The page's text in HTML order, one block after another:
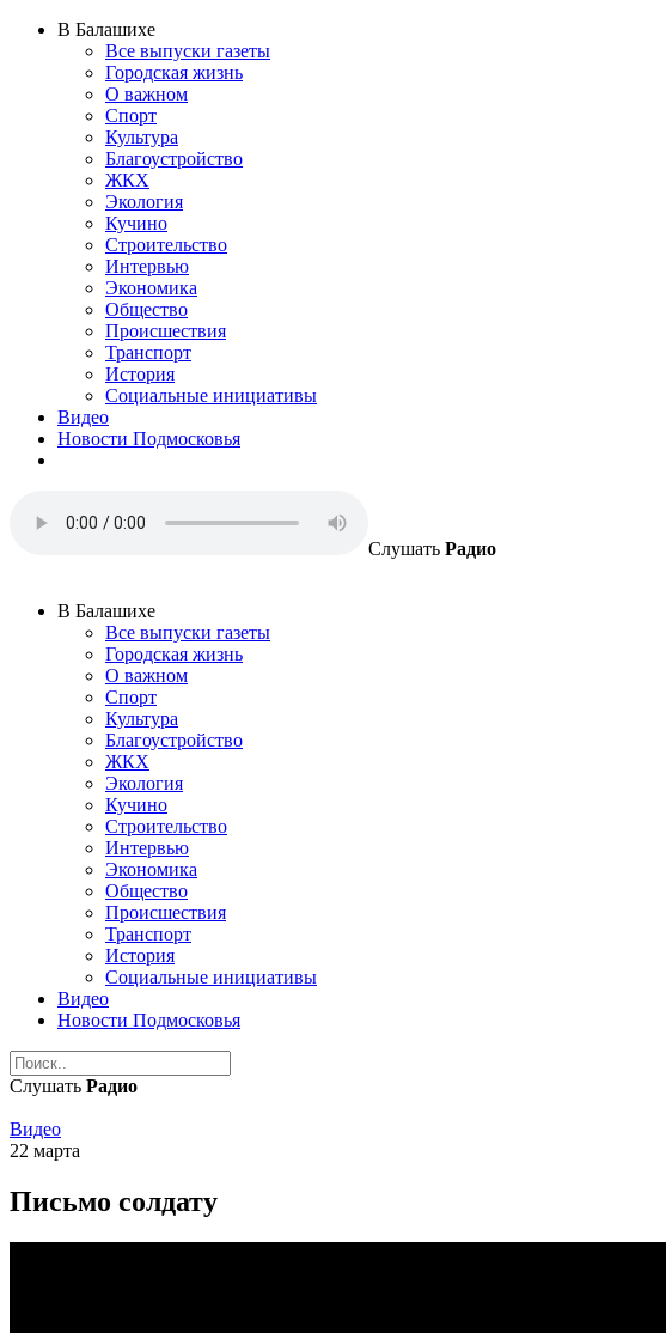
В Балашихе
Все выпуски газеты
Городская жизнь
О важном
Спорт
Культура
Благоустройство
ЖКХ
Экология
Кучино
Строительство
Интервью
Экономика
Общество
Происшествия
Транспорт
История
Социальные инициативы
Видео
Новости Подмосковья
Слушать Радио
В Балашихе
Все выпуски газеты
Городская жизнь
О важном
Спорт
Культура
Благоустройство
ЖКХ
Экология
Кучино
Строительство
Интервью
Экономика
Общество
Происшествия
Транспорт
История
Социальные инициативы
Видео
Новости Подмосковья
Слушать Радио
Видео
22 марта
Письмо солдату